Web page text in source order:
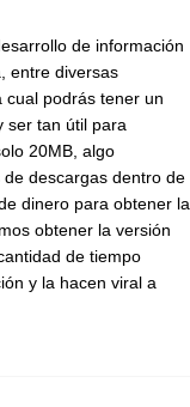
de información
entre diversas
cual podrás tener un
ser tan útil para
20MB, algo
descargas dentro de
dinero para obtener la
obtener la versión
de tiempo
y la hacen viral a